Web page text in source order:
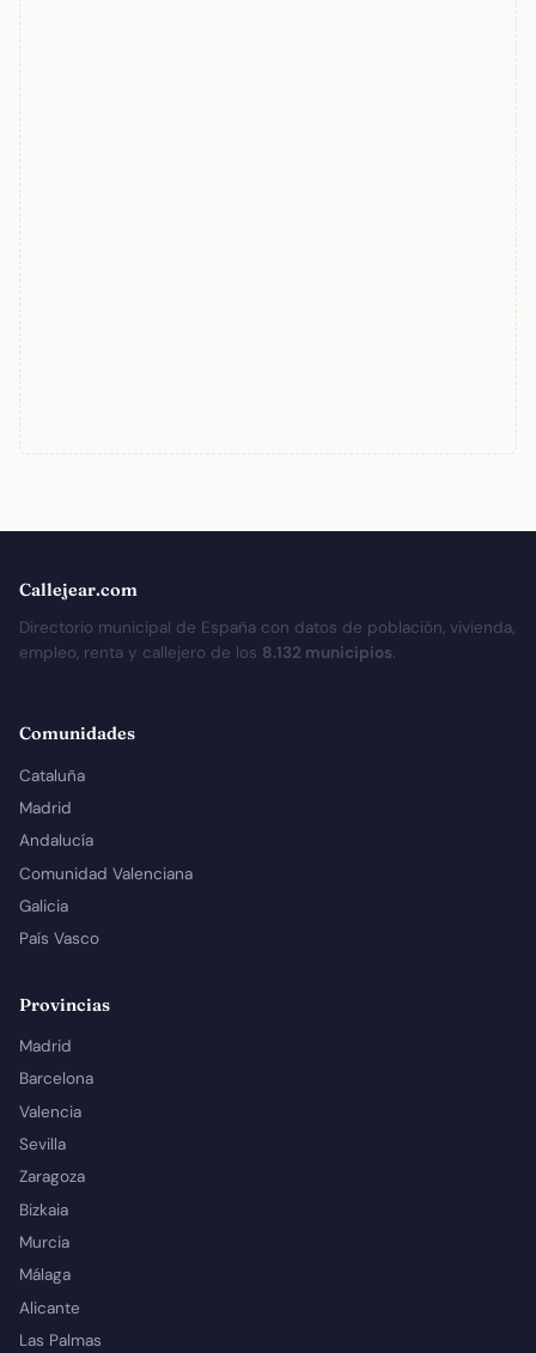
Callejear.com
Directorio municipal de España con datos de población, vivienda,
empleo, renta y callejero de los 8.132 municipios.
Comunidades
Cataluña
Madrid
Andalucía
Comunidad Valenciana
Galicia
País Vasco
Provincias
Madrid
Barcelona
Valencia
Sevilla
Zaragoza
Bizkaia
Murcia
Málaga
Alicante
Las Palmas